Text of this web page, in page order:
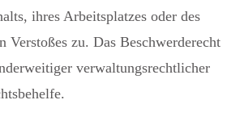
ihres Arbeitsplatzes oder des
Verstoßes zu. Das Beschwerderecht
verwaltungsrechtlicher